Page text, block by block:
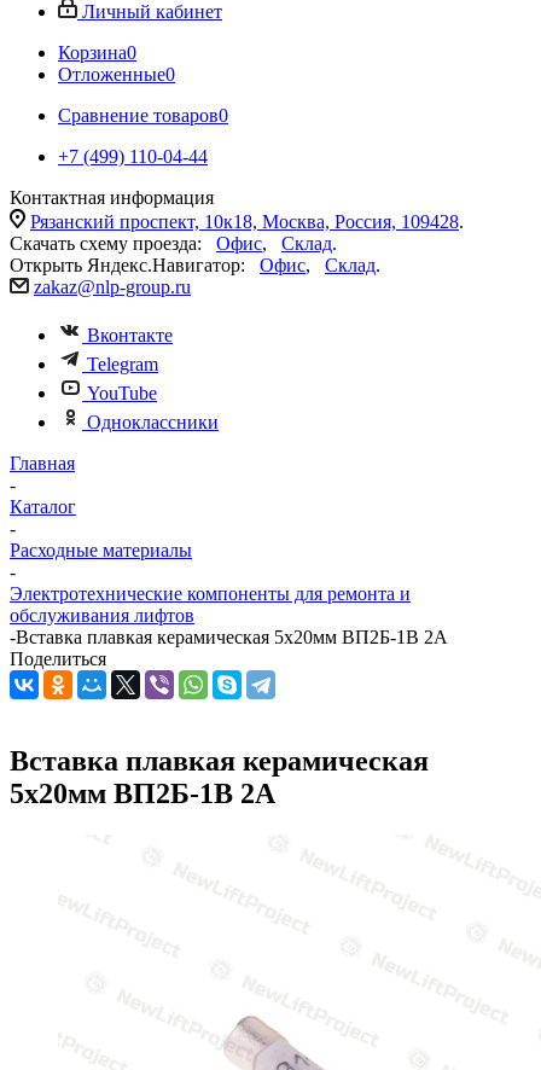
Личный кабинет
Корзина0
Отложенные0
Сравнение товаров0
+7 (499) 110-04-44
Контактная информация
Рязанский проспект, 10к18, Москва, Россия, 109428.
Скачать схему проезда: Офис, Склад.
Открыть Яндекс.Навигатор: Офис, Склад.
zakaz@nlp-group.ru
Вконтакте
Telegram
YouTube
Одноклассники
Главная
-
Каталог
-
Расходные материалы
-
Электротехнические компоненты для ремонта и
обслуживания лифтов
-Вставка плавкая керамическая 5х20мм ВП2Б-1В 2А
Поделиться
Вставка плавкая керамическая
5х20мм ВП2Б-1В 2А